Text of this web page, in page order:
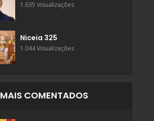
1.635 Visualizações
Niceia 325
1.044 Visualizações
MAIS COMENTADOS